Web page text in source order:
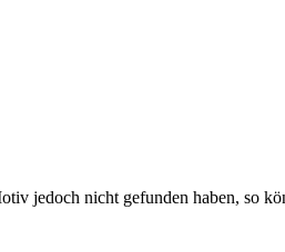
jedoch nicht gefunden haben, so